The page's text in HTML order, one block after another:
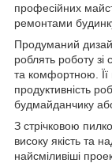
професійних
ремонтами
Продуманий
роблять роботу
та комфортною. Її
продуктивність
будмайданчику
З стрічковою
високу якість та
найсміливіші